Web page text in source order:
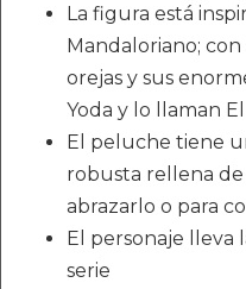
La figura está
Mandaloriano;
orejas y sus
Yoda y lo llaman
El peluche tiene
robusta rellena de
abrazarlo o para
El personaje lleva
serie